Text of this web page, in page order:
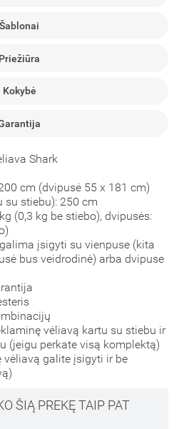
Šablonai
Priežiūra
Kokybė
Shark
cm (dvipusė 55 x 181 cm)
su stiebu): 250 cm
(0,3 kg be stiebo), dvipusės:
įsigyti su vienpuse (kita
bus veidrodinė) arba dvipuse
vėliavą kartu su stiebu ir
(jeigu perkate visą komplektą)
galite įsigyti ir be
ŠIĄ PREKĘ TAIP PAT